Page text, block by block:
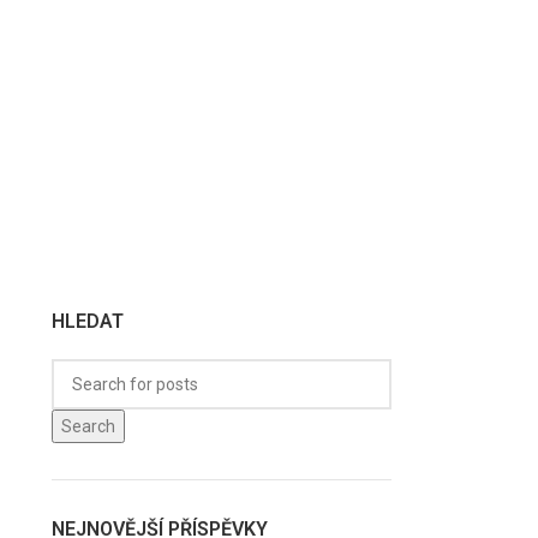
HLEDAT
Search
NEJNOVĚJŠÍ PŘÍSPĚVKY